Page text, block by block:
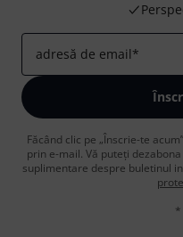
adresă de email*
Făcând clic pe „Înscrie-te
prin e-mail. Vă puteți
suplimentare despre buletinul
*